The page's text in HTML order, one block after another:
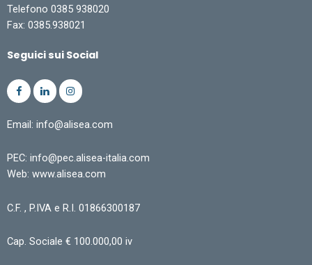
Telefono 0385 938020
Fax: 0385.938021
Seguici sui Social
Email: info@alisea.com
PEC: info@pec.alisea-italia.com
Web: www.alisea.com
C.F. , P.IVA e R.I. 01866300187
Cap. Sociale € 100.000,00 iv